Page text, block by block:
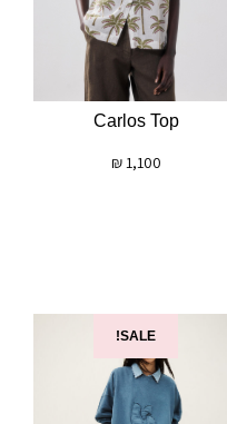
Carlos Top
1,100
₪
SALE!